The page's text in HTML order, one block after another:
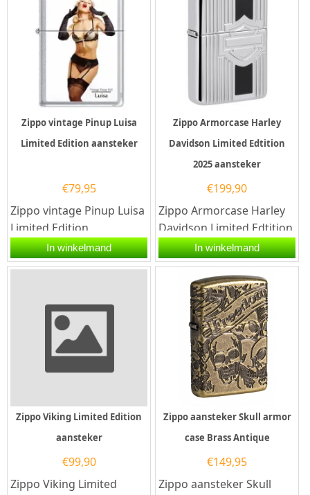
Zippo vintage Pinup Luisa
Limited Edition aansteker
€79,95
Zippo vintage Pinup Luisa
Limited Edition
aansteker.De Zippo
vintage Pinup Luisa
In winkelmand
Zippo Armorcase Harley
Davidson Limited Edtition
2025 aansteker
€199,90
Zippo Armorcase Harley
Davidson Limited Edtition
2025 aansteker.De Zippo
Armorcase Harley
Davidson...
In winkelmand
Zippo Viking Limited Edition
aansteker
€99,90
Zippo Viking Limited
Zippo aansteker Skull armor
case Brass Antique
€149,95
Zippo aansteker Skull